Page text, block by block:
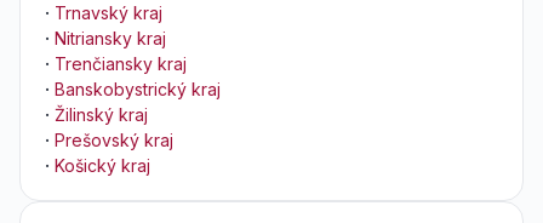
· Trnavský kraj
· Nitriansky kraj
· Trenčiansky kraj
· Banskobystrický kraj
· Žilinský kraj
· Prešovský kraj
· Košický kraj